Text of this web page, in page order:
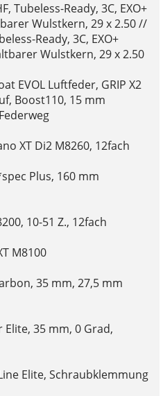
Tubeless-Ready, 3C, EXO+
Wulstkern, 29 x 2.50 //
Ready, 3C, EXO+
Wulstkern, 29 x 2.50
EVOL Luftfeder, GRIP X2
Boost110, 15 mm
XT Di2 M8260, 12fach
Plus, 160 mm
10-51 Z., 12fach
M8100
35 mm, 27,5 mm
35 mm, 0 Grad,
Elite, Schraubklemmung